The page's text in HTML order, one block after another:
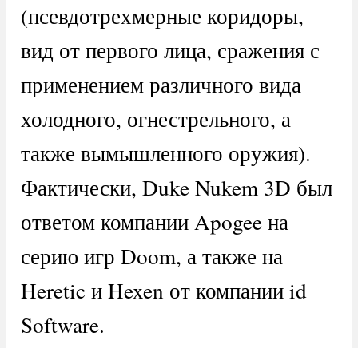
(псевдотрехмерные коридоры,
вид от первого лица, сражения с
применением различного вида
холодного, огнестрельного, а
также вымышленного оружия).
Фактически, Duke Nukem 3D был
ответом компании Apogee на
серию игр Doom, а также на
Heretic и Hexen от компании id
Software.